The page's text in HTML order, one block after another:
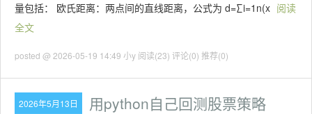
量包括： ‌欧氏距离‌：两点间的直线距离，公式为 d=∑i=1n(x 阅读
全文
posted @ 2026-05-19 14:49 小y 阅读(23) 评论(0) 推荐(0)
2026年5月13日 用python自己回测股票策略